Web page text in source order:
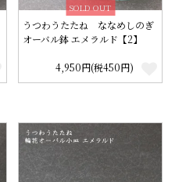
SOLD OUT
うつわうたたね ななめしのぎ
オーバル鉢 エメラルド【2】
4,950円(税450円)